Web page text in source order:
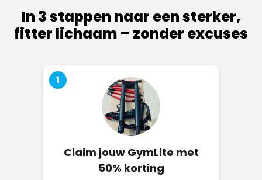
In 3 stappen naar een sterker,
fitter lichaam – zonder excuses
1
Claim jouw GymLite met
50% korting